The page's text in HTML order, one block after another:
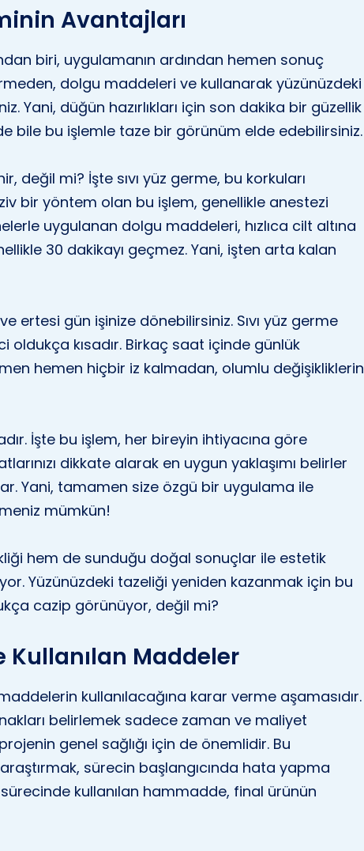
Avantajları
biri, uygulamanın ardından hemen sonuç
dolgu maddeleri ve kullanarak yüzünüzdeki
Yani, düğün hazırlıkları için son dakika bir güzellik
bile bu işlemle taze bir görünüm elde edebilirsiniz.
değil mi? İşte sıvı yüz germe, bu korkuları
bir yöntem olan bu işlem, genellikle anestezi
uygulanan dolgu maddeleri, hızlıca cilt altına
30 dakikayı geçmez. Yani, işten arta kalan
ertesi gün işinize dönebilirsiniz. Sıvı yüz germe
oldukça kısadır. Birkaç saat içinde günlük
hemen hiçbir iz kalmadan, olumlu değişikliklerin
İşte bu işlem, her bireyin ihtiyacına göre
dikkate alarak en uygun yaklaşımı belirler
Yani, tamamen size özgü bir uygulama ile
mümkün!
hem de sunduğu doğal sonuçlar ile estetik
Yüzünüzdeki tazeliği yeniden kazanmak için bu
cazip görünüyor, değil mi?
Kullanılan Maddeler
kullanılacağına karar verme aşamasıdır.
belirlemek sadece zaman ve maliyet
genel sağlığı için de önemlidir. Bu
sürecin başlangıcında hata yapma
kullanılan hammadde, final ürünün